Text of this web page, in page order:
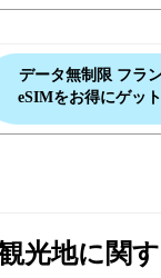
データ無制限 フラ
eSIMをお得にゲッ
光地に関